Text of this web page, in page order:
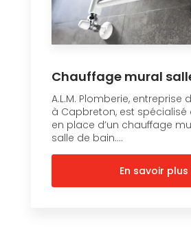
Chauffage mural
A.L.M. Plomberie, entreprise
à Capbreton, est spécialisé
en place d’un chauffage
salle de bain....
En savoir plus